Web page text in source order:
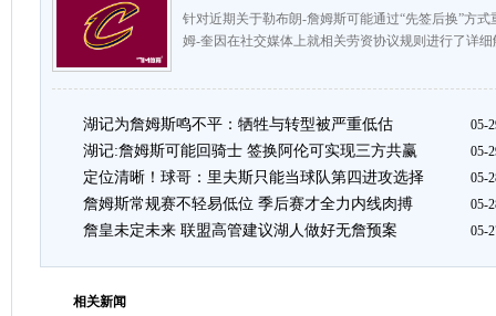
针对近期关于勒布朗-詹姆斯可能通过“先签后换”方
姆-奎因在社交媒体上就相关劳资协议规则进行了详
湖记为詹姆斯鸣不平：牺牲与转型被严重低估 05-
湖记:詹姆斯可能回骑士 签换阿伦可实现三方共赢 05-
定位清晰！球哥：里夫斯只能当球队第四进攻选择 05-
詹姆斯常规赛不轻易低位 季后赛才全力内线肉搏 05-
詹皇未定未来 联盟高管建议湖人做好无詹预案 05-
相关新闻